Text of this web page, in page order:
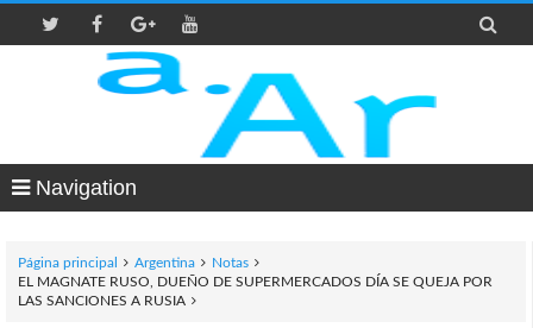

Navigation
Página principal Argentina
Notas
EL MAGNATE RUSO, DUEÑO DE SUPERMERCADOS DÍA SE QUEJA POR
LAS SANCIONES A RUSIA